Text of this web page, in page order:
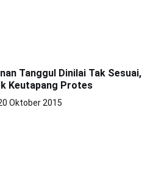
Tanggul Dinilai Tak Sesuai,
Keutapang Protes
Oktober 2015